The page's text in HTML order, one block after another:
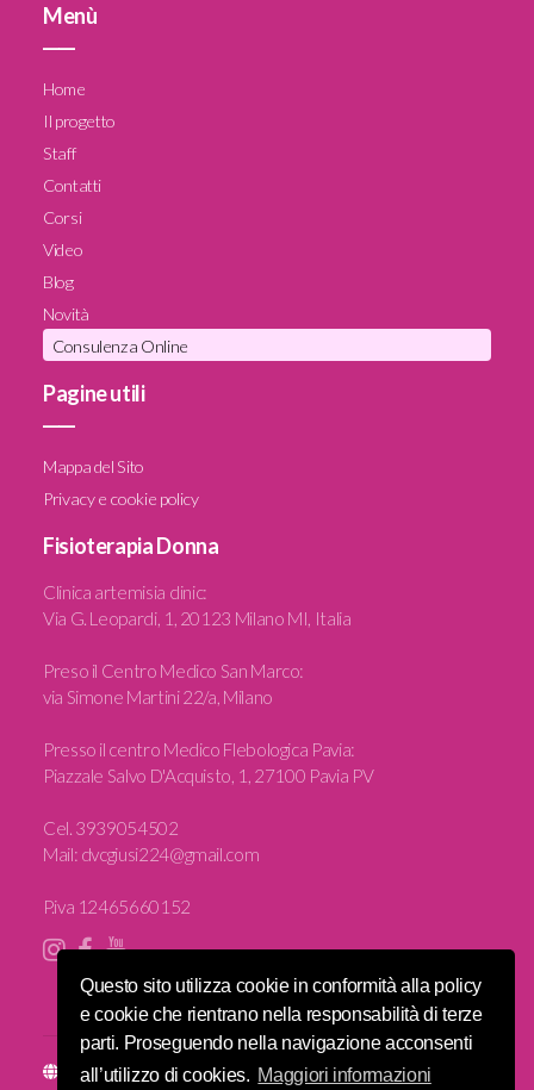
Questo sito utilizza cookie in conformità alla policy
e cookie che rientrano nella responsabilità di terze
parti. Proseguendo nella navigazione acconsenti
all’utilizzo di cookies. Maggiori informazioni
Menù
Home
Il progetto
Staff
Contatti
Corsi
Video
Blog
Novità
Consulenza Online
Pagine utili
Mappa del Sito
Privacy e cookie policy
Fisioterapia Donna
Clinica artemisia clinic:
Via G. Leopardi, 1, 20123 Milano MI, Italia
Preso il Centro Medico San Marco:
via Simone Martini 22/a, Milano
Presso il centro Medico Flebologica Pavia:
Piazzale Salvo D'Acquisto, 1, 27100 Pavia PV
Cel. 3939054502
Mail: dvcgiusi224@gmail.com
P.iva 12465660152
Sito e posizionamento realizzato dall'Agenzia web MilanoWeb